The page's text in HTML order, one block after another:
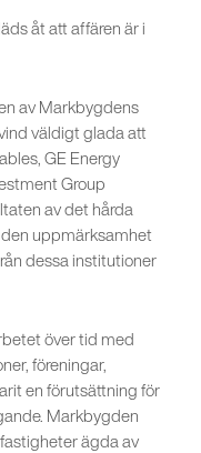
åt att affären är i
av Markbygdens
väldigt glada att
GE Energy
Group
av det hårda
uppmärksamhet
dessa institutioner
över tid med
föreningar,
en förutsättning för
Markbygden
ägda av